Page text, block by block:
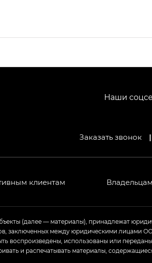
привод — GB AWD, Джи Эль
в спортивном стиле — GL(S-Style)
Заказать звонок |
клиентам Владельцам
(далее — материалы), принадлежат
заключенных между юридическими лицами
воспроизведены, использованы или
и распечатывать материалы,